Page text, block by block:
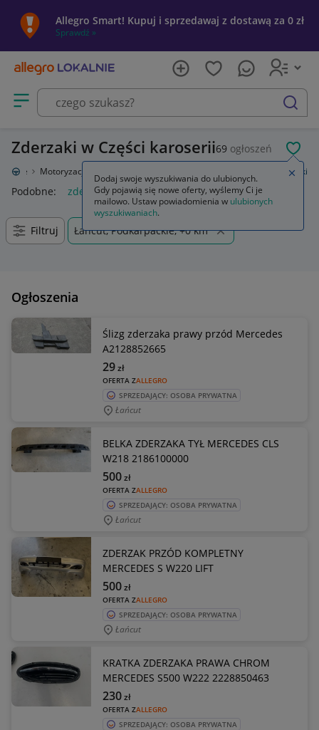
Allegro Smart! Kupuj i sprzedawaj z dostawą za 0 zł
Sprawdź »
Otwórz menu z kategoriami
szukaj
Zderzaki w Części karoserii69 ogłoszeń
Motoryzacja Zderzaki
Podobne: zderzak bmw e90 lci m pakiet zderzak zderzaki
Filtruj Łańcut, Podkarpackie, +0 km
Ogłoszenia
Ślizg zderzaka prawy przód Mercedes
A2128852665
OFERTA ZALLEGRO
29zł
SPRZEDAJĄCY: OSOBA PRYWATNA
Łańcut
BELKA ZDERZAKA TYŁ MERCEDES CLS
W218 2186100000
OFERTA ZALLEGRO
500zł
SPRZEDAJĄCY: OSOBA PRYWATNA
Łańcut
ZDERZAK PRZÓD KOMPLETNY
MERCEDES S W220 LIFT
OFERTA ZALLEGRO
500zł
SPRZEDAJĄCY: OSOBA PRYWATNA
Łańcut
KRATKA ZDERZAKA PRAWA CHROM
MERCEDES S500 W222 2228850463
OFERTA ZALLEGRO
230zł
SPRZEDAJĄCY: OSOBA PRYWATNA
Dodaj swoje wyszukiwania do ulubionych.
Gdy pojawią się nowe oferty, wyślemy Ci je
mailowo. Ustaw powiadomienia w ulubionych
wyszukiwaniach.